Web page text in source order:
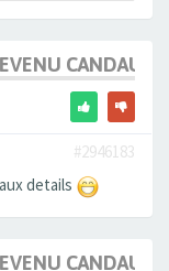
#2946183
details